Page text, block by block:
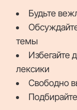
Будьте
темы
Избегайте
лексики
Свободно